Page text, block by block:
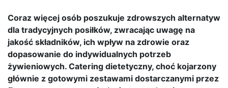
Coraz więcej osób poszukuje zdrowszych alternatyw
dla tradycyjnych posiłków, zwracając uwagę na
jakość składników, ich wpływ na zdrowie oraz
dopasowanie do indywidualnych potrzeb
żywieniowych. Catering dietetyczny, choć kojarzony
głównie z gotowymi zestawami dostarczanymi przez